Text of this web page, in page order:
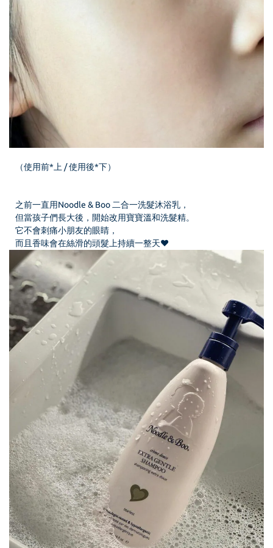
（使用前*上 / 使用後*下）
之前一直用Noodle & Boo 二合一洗髮沐浴乳，
但當孩子們長大後，開始改用寶寶溫和洗髮精。
它不會刺痛小朋友的眼睛，
而且香味會在絲滑的頭髮上持續一整天♥